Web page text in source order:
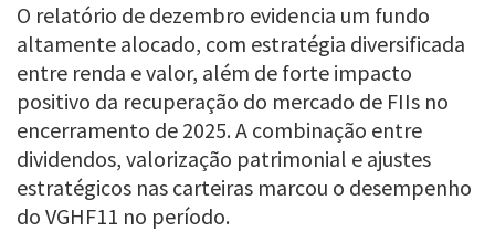
O relatório de dezembro evidencia um fundo
altamente alocado, com estratégia diversificada
entre renda e valor, além de forte impacto
positivo da recuperação do mercado de FIIs no
encerramento de 2025. A combinação entre
dividendos, valorização patrimonial e ajustes
estratégicos nas carteiras marcou o desempenho
do VGHF11 no período.